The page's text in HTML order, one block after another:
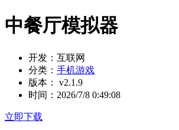
中餐厅模拟器
开发： 互联网
分类： 手机游戏
版本：
v2.1.9
时间： 2026/7/8 0:49:08
立即下载